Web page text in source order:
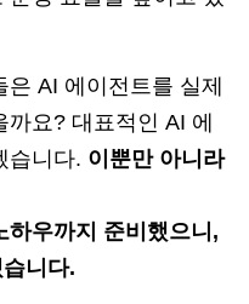
AI 에이전트를 실제
요? 대표적인 AI 에
습니다. 이뿐만 아니라
하우까지 준비했으니,
니다.